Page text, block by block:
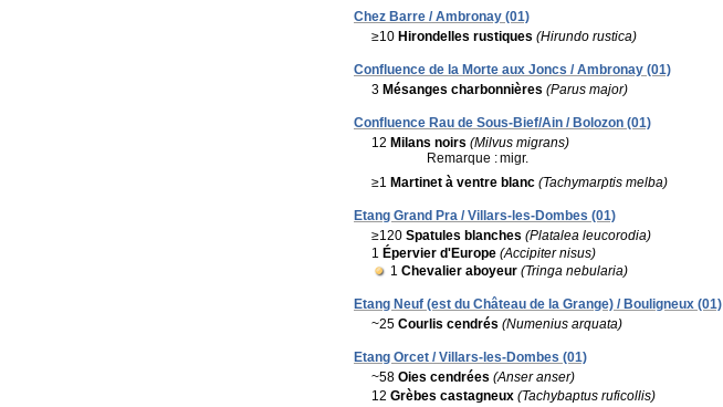
Chez Barre / Ambronay (01)
≥10 Hirondelles rustiques (Hirundo rustica)
Confluence de la Morte aux Joncs / Ambronay (01)
3 Mésanges charbonnières (Parus major)
Confluence Rau de Sous-Bief/Ain / Bolozon (01)
12 Milans noirs (Milvus migrans)
Remarque :migr.
≥1 Martinet à ventre blanc (Tachymarptis melba)
Etang Grand Pra / Villars-les-Dombes (01)
≥120 Spatules blanches (Platalea leucorodia)
1 Épervier d'Europe (Accipiter nisus)
1 Chevalier aboyeur (Tringa nebularia)
Etang Neuf (est du Château de la Grange) / Bouligneux (01)
~25 Courlis cendrés (Numenius arquata)
Etang Orcet / Villars-les-Dombes (01)
~58 Oies cendrées (Anser anser)
12 Grèbes castagneux (Tachybaptus ruficollis)